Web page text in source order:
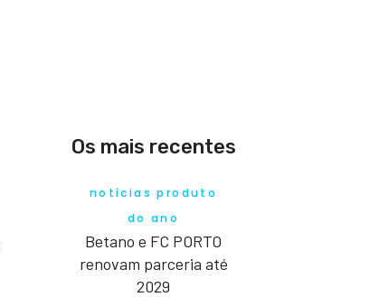
Os mais recentes
notícias produto
do ano
Betano e FC PORTO
renovam parceria até
2029